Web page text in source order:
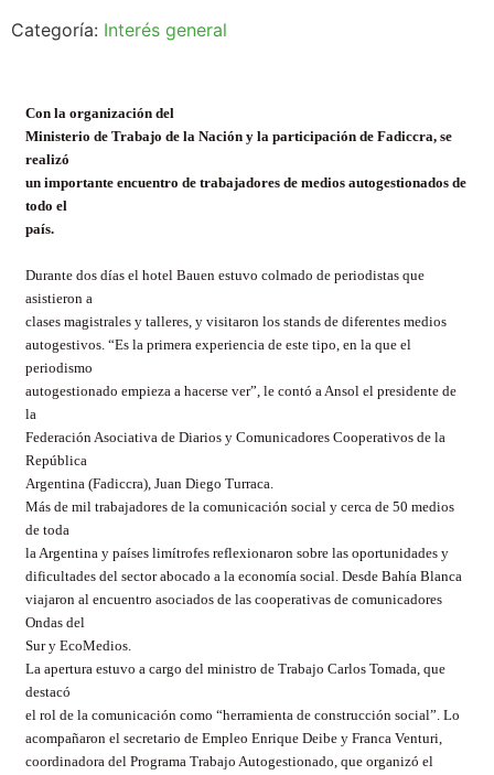
Categoría: Interés general
Con la organización del
Ministerio de Trabajo de la Nación y la participación de Fadiccra, se
realizó
un importante encuentro de trabajadores de medios autogestionados de
todo el
país.
Durante dos días el hotel Bauen estuvo colmado de periodistas que
asistieron a
clases magistrales y talleres, y visitaron los stands de diferentes medios
autogestivos. “Es la primera experiencia de este tipo, en la que el
periodismo
autogestionado empieza a hacerse ver”, le contó a Ansol el presidente de
la
Federación Asociativa de Diarios y Comunicadores Cooperativos de la
República
Argentina (Fadiccra), Juan Diego Turraca.
Más de mil trabajadores de la comunicación social y cerca de 50 medios
de toda
la Argentina y países limítrofes reflexionaron sobre las oportunidades y
dificultades del sector abocado a la economía social. Desde Bahía Blanca
viajaron al encuentro asociados de las cooperativas de comunicadores
Ondas del
Sur y EcoMedios.
La apertura estuvo a cargo del ministro de Trabajo Carlos Tomada, que
destacó
el rol de la comunicación como “herramienta de construcción social”. Lo
acompañaron el secretario de Empleo Enrique Deibe y Franca Venturi,
coordinadora del Programa Trabajo Autogestionado, que organizó el